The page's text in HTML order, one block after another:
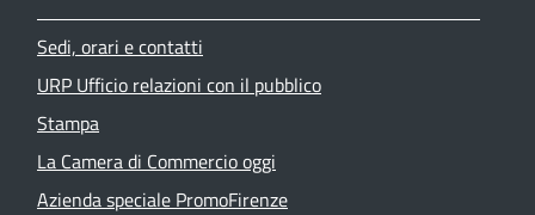
Sedi, orari e contatti
URP Ufficio relazioni con il pubblico
Stampa
La Camera di Commercio oggi
Azienda speciale PromoFirenze